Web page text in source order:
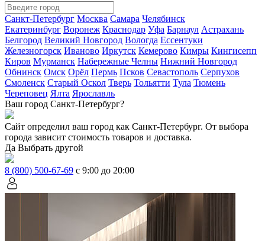
Санкт-Петербург Москва Самара Челябинск
Екатеринбург Воронеж Краснодар Уфа Барнаул Астрахань
Белгород Великий Новгород Вологда Ессентуки
Железногорск Иваново Иркутск Кемерово Кимры Кингисепп
Киров Мурманск Набережные Челны Нижний Новгород
Обнинск Омск Орёл Пермь Псков Севастополь Серпухов
Смоленск Старый Оскол Тверь Тольятти Тула Тюмень
Череповец Ялта Ярославль
Ваш город Санкт-Петербург?
Сайт определил ваш город как Санкт-Петербург. От выбора
города зависит стоимость товаров и доставка.
Да Выбрать другой
8 (800) 500-67-69 с 9:00 до 20:00